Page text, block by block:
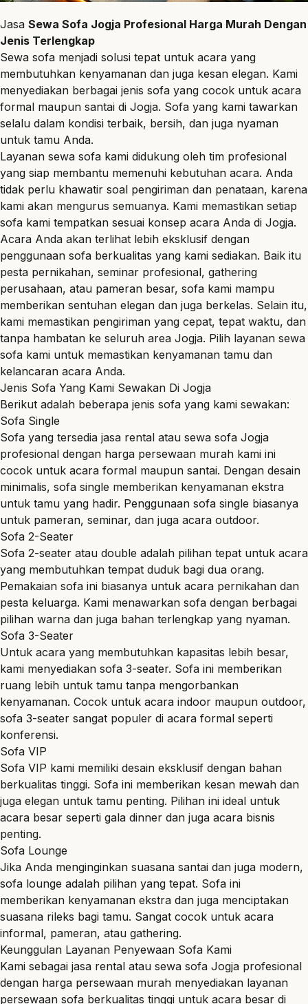
Jasa Sewa Sofa Jogja Profesional Harga Murah Dengan
Jenis Terlengkap
Sewa sofa menjadi solusi tepat untuk acara yang
membutuhkan kenyamanan dan juga kesan elegan. Kami
menyediakan berbagai jenis sofa yang cocok untuk acara
formal maupun santai di Jogja. Sofa yang kami tawarkan
selalu dalam kondisi terbaik, bersih, dan juga nyaman
untuk tamu Anda.
Layanan sewa sofa kami didukung oleh tim profesional
yang siap membantu memenuhi kebutuhan acara. Anda
tidak perlu khawatir soal pengiriman dan penataan, karena
kami akan mengurus semuanya. Kami memastikan setiap
sofa kami tempatkan sesuai konsep acara Anda di Jogja.
Acara Anda akan terlihat lebih eksklusif dengan
penggunaan sofa berkualitas yang kami sediakan. Baik itu
pesta pernikahan, seminar profesional, gathering
perusahaan, atau pameran besar, sofa kami mampu
memberikan sentuhan elegan dan juga berkelas. Selain itu,
kami memastikan pengiriman yang cepat, tepat waktu, dan
tanpa hambatan ke seluruh area Jogja. Pilih layanan sewa
sofa kami untuk memastikan kenyamanan tamu dan
kelancaran acara Anda.
Jenis Sofa Yang Kami Sewakan Di Jogja
Berikut adalah beberapa jenis sofa yang kami sewakan:
Sofa Single
Sofa yang tersedia jasa rental atau sewa sofa Jogja
profesional dengan harga persewaan murah kami ini
cocok untuk acara formal maupun santai. Dengan desain
minimalis, sofa single memberikan kenyamanan ekstra
untuk tamu yang hadir. Penggunaan sofa single biasanya
untuk pameran, seminar, dan juga acara outdoor.
Sofa 2-Seater
Sofa 2-seater atau double adalah pilihan tepat untuk acara
yang membutuhkan tempat duduk bagi dua orang.
Pemakaian sofa ini biasanya untuk acara pernikahan dan
pesta keluarga. Kami menawarkan sofa dengan berbagai
pilihan warna dan juga bahan terlengkap yang nyaman.
Sofa 3-Seater
Untuk acara yang membutuhkan kapasitas lebih besar,
kami menyediakan sofa 3-seater. Sofa ini memberikan
ruang lebih untuk tamu tanpa mengorbankan
kenyamanan. Cocok untuk acara indoor maupun outdoor,
sofa 3-seater sangat populer di acara formal seperti
konferensi.
Sofa VIP
Sofa VIP kami memiliki desain eksklusif dengan bahan
berkualitas tinggi. Sofa ini memberikan kesan mewah dan
juga elegan untuk tamu penting. Pilihan ini ideal untuk
acara besar seperti gala dinner dan juga acara bisnis
penting.
Sofa Lounge
Jika Anda menginginkan suasana santai dan juga modern,
sofa lounge adalah pilihan yang tepat. Sofa ini
memberikan kenyamanan ekstra dan juga menciptakan
suasana rileks bagi tamu. Sangat cocok untuk acara
informal, pameran, atau gathering.
Keunggulan Layanan Penyewaan Sofa Kami
Kami sebagai jasa rental atau sewa sofa Jogja profesional
dengan harga persewaan murah menyediakan layanan
persewaan sofa berkualitas tinggi untuk acara besar di